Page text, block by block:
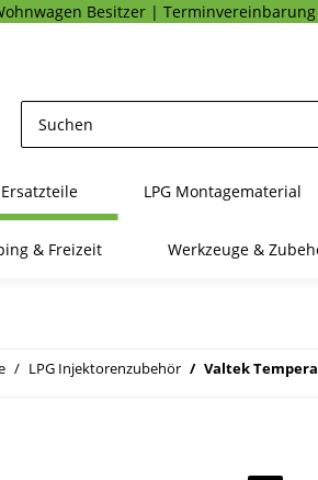
Besitzer |
LPG Montagematerial
& Freizeit Werkzeuge &
LPG Injektorenzubehör Valtek